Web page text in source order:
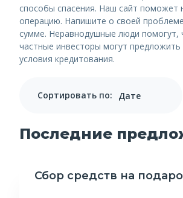
способы спасения. Наш сайт поможет
операцию. Напишите о своей
сумме. Неравнодушные люди помогут,
частные инвесторы могут
условия кредитования.
Сортировать по:
Последние
Сбор средств на